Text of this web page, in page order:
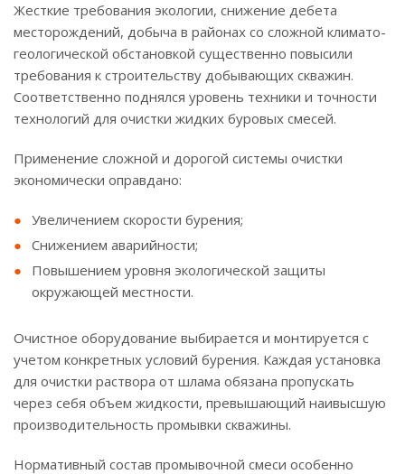
Жесткие требования экологии, снижение дебета
месторождений, добыча в районах со сложной климато-
геологической обстановкой существенно повысили
требования к строительству добывающих скважин.
Соответственно поднялся уровень техники и точности
технологий для очистки жидких буровых смесей.
Применение сложной и дорогой системы очистки
экономически оправдано:
Увеличением скорости бурения;
Снижением аварийности;
Повышением уровня экологической защиты
окружающей местности.
Очистное оборудование выбирается и монтируется с
учетом конкретных условий бурения. Каждая установка
для очистки раствора от шлама обязана пропускать
через себя объем жидкости, превышающий наивысшую
производительность промывки скважины.
Нормативный состав промывочной смеси особенно